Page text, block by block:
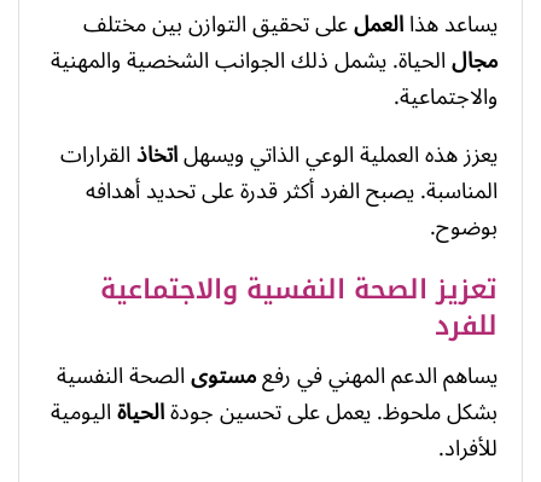
يساعد هذاالعملعلى تحقيق التوازن بين مختلف
مجالالحياة. يشمل ذلك الجوانب الشخصية والمهنية
والاجتماعية.
يعزز هذه العملية الوعي الذاتي ويسهلاتخاذالقرارات
المناسبة. يصبح الفرد أكثر قدرة على تحديد أهدافه
بوضوح.
تعزيز الصحة النفسية والاجتماعية
للفرد
يساهم الدعم المهني في رفعمستوىالصحة النفسية
بشكل ملحوظ. يعمل على تحسين جودةالحياةاليومية
للأفراد.